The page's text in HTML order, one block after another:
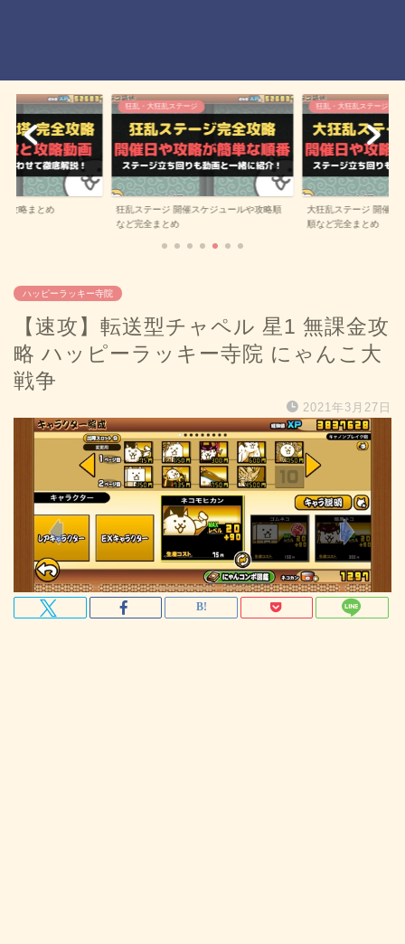
ケジュールや攻略順
狂乱・大狂乱ステージ
大狂乱ステージ 開催スケジュールや攻略
順など完全まとめ
雑記
効率の良いユーザーラ
一覧
ハッピーラッキー寺院
【速攻】転送型チャペル 星1 無課金攻
略 ハッピーラッキー寺院 にゃんこ大
戦争
2021年3月27日